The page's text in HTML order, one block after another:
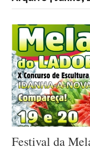
Festival da